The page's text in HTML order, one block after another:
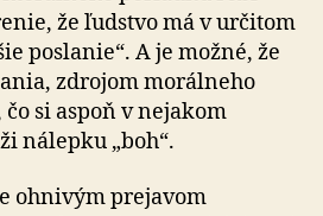
že ľudstvo má v určitom
poslanie“. A je možné, že
zdrojom morálneho
si aspoň v nejakom
nálepku „boh“.
ohnivým prejavom